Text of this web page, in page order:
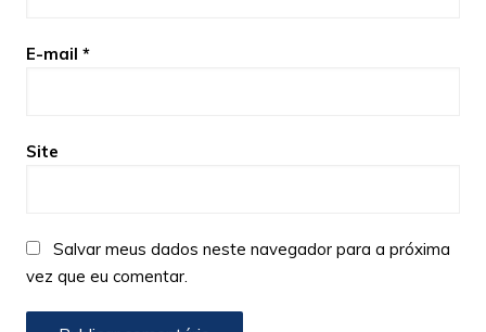
E-mail *
Site
Salvar meus dados neste navegador para a próxima
vez que eu comentar.